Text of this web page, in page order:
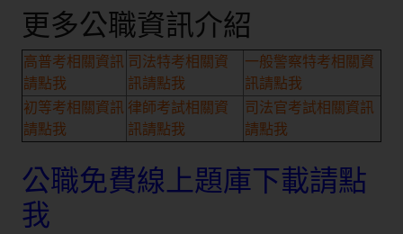
更多公職資訊介紹
高普考相關資訊
請點我
司法特考相關資
訊請點我
一般警察特考相關資
訊請點我
初等考相關資訊
請點我
律師考試相關資
訊請點我
司法官考試相關資訊
請點我
公職免費線上題庫下載請點
我